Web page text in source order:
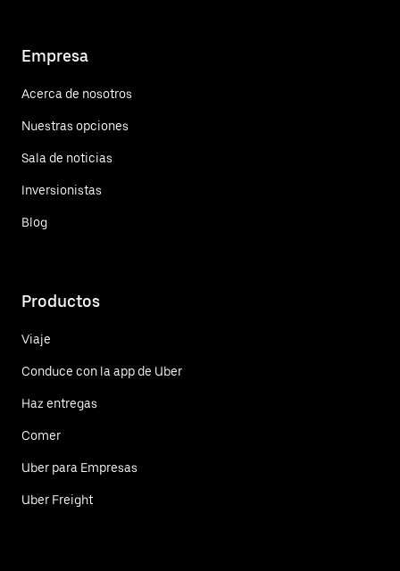
Empresa
Acerca de nosotros
Nuestras opciones
Sala de noticias
Inversionistas
Blog
Productos
Viaje
Conduce con la app de Uber
Haz entregas
Comer
Uber para Empresas
Uber Freight